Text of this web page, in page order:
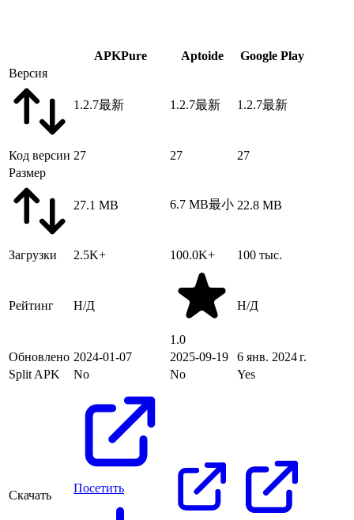
APKPure Aptoide
Google Play
Версия
1.2.7最新 1.2.7最新 1.2.7最新
Код версии 27 27
27
Размер
27.1 MB 6.7 MB最小 22.8 MB
Загрузки 2.5K+ 100.0K+ 100 тыс.
Рейтинг Н/Д
1.0
Н/Д
Обновлено 2024-01-07 2025-09-19
6 янв. 2024 г.
Split APK
No No Yes
Скачать
Посетить